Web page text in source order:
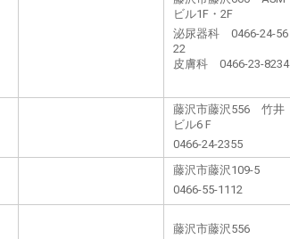
ビル1F・2F
泌尿器科 0466-24-56
22
皮膚科 0466-23-8234
藤沢市藤沢556 竹井
ビル6Ｆ
0466-24-2355
藤沢市藤沢109-5
0466-55-1112
藤沢市藤沢556